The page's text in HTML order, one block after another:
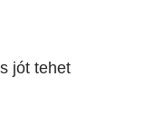
jót tehet